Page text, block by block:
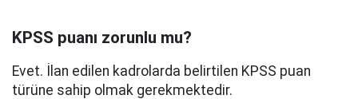
KPSS puanı zorunlu mu?
Evet. İlan edilen kadrolarda belirtilen KPSS puan
türüne sahip olmak gerekmektedir.